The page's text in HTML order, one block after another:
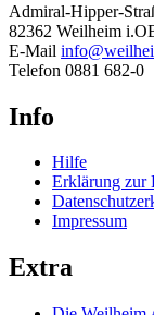
Admiral-Hipper-
82362 Weilheim
E-Mail
Telefon 0881 682-0
Info
Hilfe
Erklärung zur
Impressum
Extra